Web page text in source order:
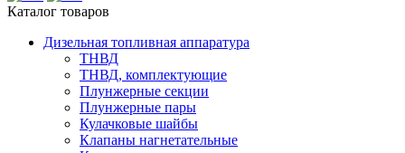
Каталог товаров
Дизельная топливная аппаратура
ТНВД
ТНВД, комплектующие
Плунжерные секции
Плунжерные пары
Кулачковые шайбы
Клапаны нагнетательные